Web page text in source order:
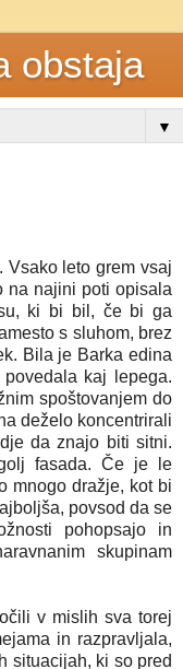
obstaja
▼
Vsako leto grem vsaj
na najini poti opisala
ki bi bil, če bi ga
s sluhom, brez
Bila je Barka edina
kaj lepega.
spoštovanjem do
deželo koncentrirali
da znajo biti sitni.
fasada. Če je le
mnogo dražje, kot bi
povsod da se
pohopsajo in
skupinam
v mislih sva torej
in razpravljala,
situacijah, ki so pred